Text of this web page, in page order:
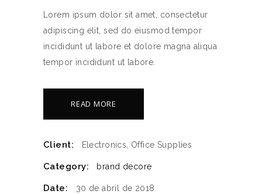
Lorem ipsum dolor sit amet, consectetur
adipiscing elit, sed do eiusmod tempor
incididunt ut labore et dolore magna aliqua
tempor incididunt ut labore.
READ MORE
Client: Electronics, Office Supplies
Category: brand decore
Date: 30 de abril de 2018